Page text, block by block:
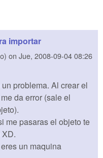
importar
on Jue, 2008-09-04 08:26
problema. Al crear el
da error (sale el
me pasaras el objeto te
un maquina